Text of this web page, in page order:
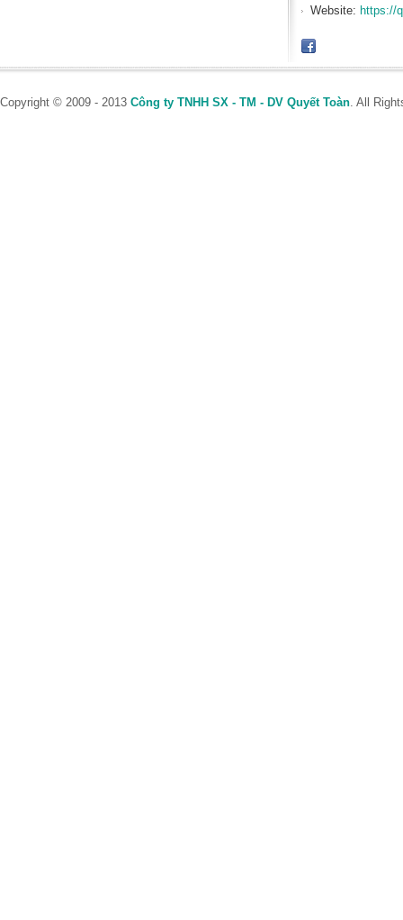
Website: https://
Copyright © 2009 - 2013 Công ty TNHH SX - TM - DV Quyết Toàn. All